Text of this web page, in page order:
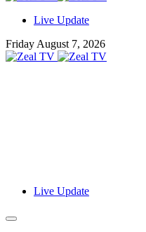
Live Update
Friday August 7, 2026
Live Update